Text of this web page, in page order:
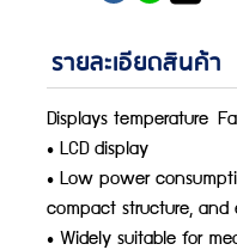
รายละเอียดสินค้า
Displays temperature
• LCD display
• Low power
compact structure, and
• Widely suitable for